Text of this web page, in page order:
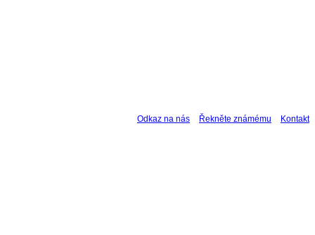
Odkaz na nás Řekněte známému Kontakt